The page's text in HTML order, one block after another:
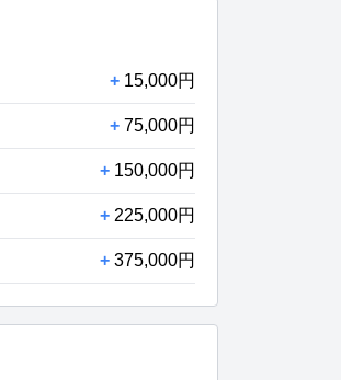
+ 15,000円
+ 75,000円
+ 150,000円
+ 225,000円
+ 375,000円